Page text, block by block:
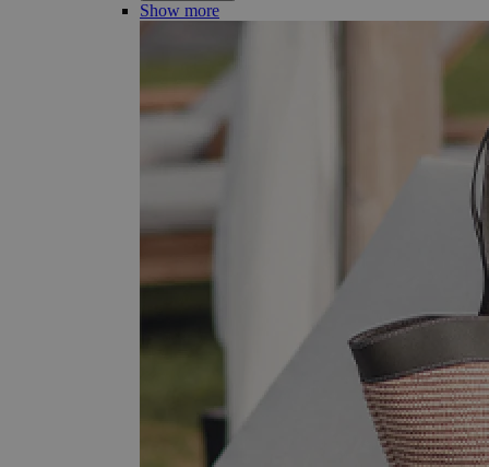
Show more